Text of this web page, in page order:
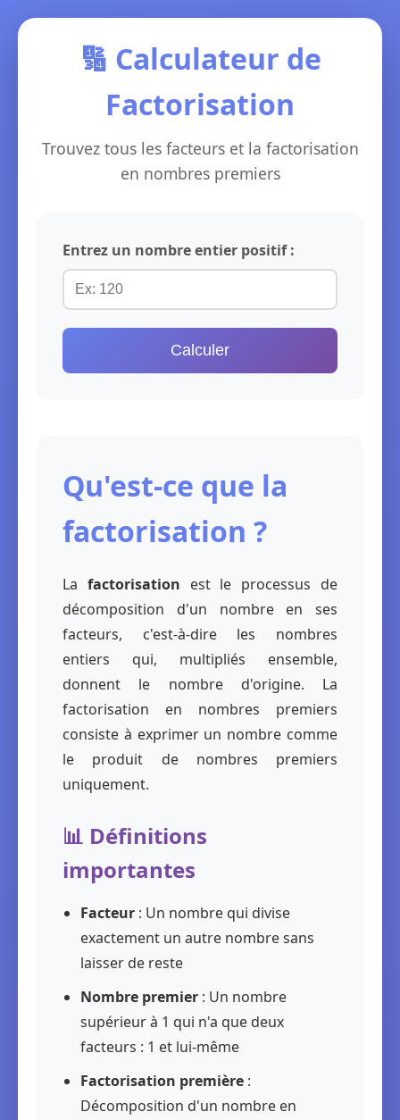
🔢 Calculateur de
Factorisation
Trouvez tous les facteurs et la factorisation
en nombres premiers
Entrez un nombre entier positif :
Calculer
Qu'est-ce que la
factorisation ?
La factorisation est le processus de
décomposition d'un nombre en ses
facteurs, c'est-à-dire les nombres
entiers qui, multipliés ensemble,
donnent le nombre d'origine. La
factorisation en nombres premiers
consiste à exprimer un nombre comme
le produit de nombres premiers
uniquement.
📊 Définitions
importantes
Facteur : Un nombre qui divise
exactement un autre nombre sans
laisser de reste
Nombre premier : Un nombre
supérieur à 1 qui n'a que deux
facteurs : 1 et lui-même
Factorisation première :
Décomposition d'un nombre en